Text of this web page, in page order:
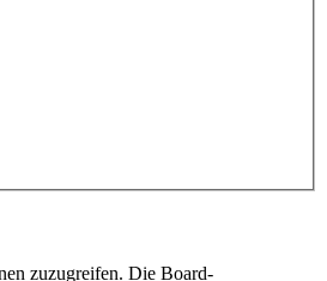
zuzugreifen. Die Board-